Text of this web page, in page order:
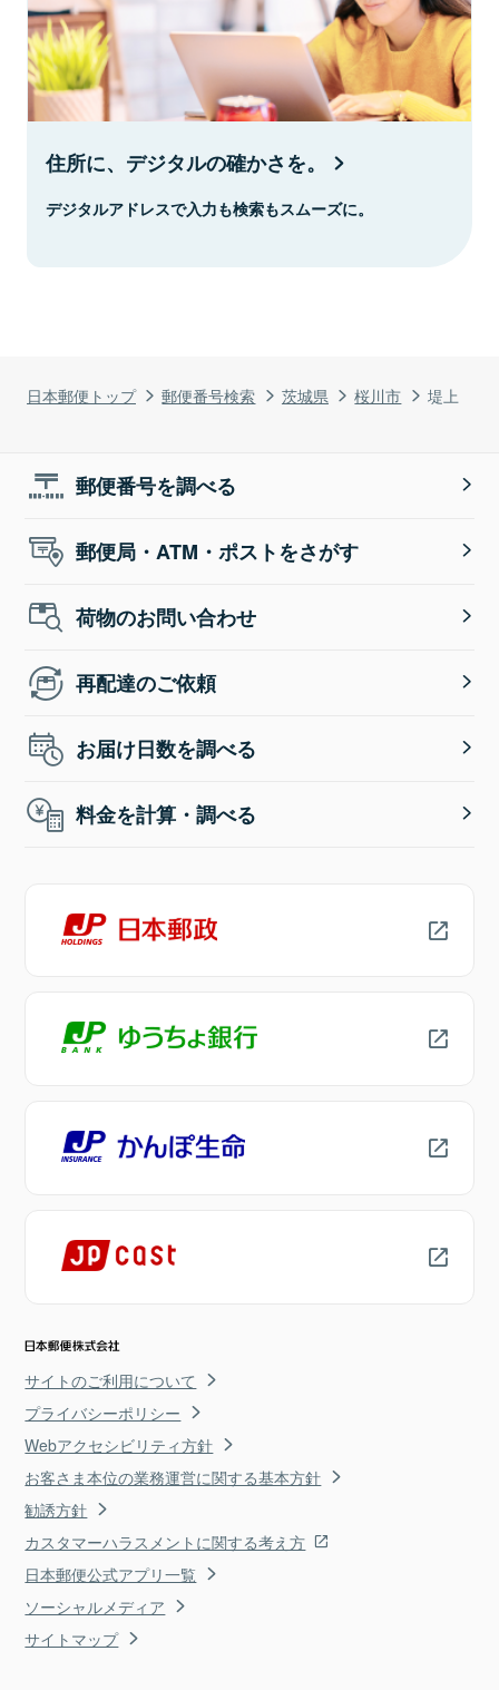
日本郵便トップ 郵便番号検索 茨城県 桜川市 堤上
住所に、デジタルの確かさを。
デジタルアドレスで入力も検索もスムーズに。
郵便番号を調べる
郵便局・ATM・ポストをさがす
荷物のお問い合わせ
再配達のご依頼
お届け日数を調べる
料金を計算・調べる
サイトのご利用について
プライバシーポリシー
Webアクセシビリティ方針
お客さま本位の業務運営に関する基本方針
勧誘方針
カスタマーハラスメントに関する考え方
日本郵便公式アプリ一覧
ソーシャルメディア
サイトマップ